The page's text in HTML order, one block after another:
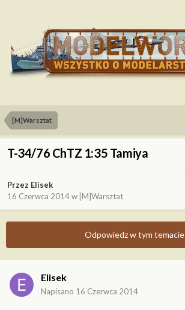
[M]Warsztat
T-34/76 ChTZ 1:35 Tamiya
Przez Elisek
16 Czerwca 2014w [M]Warsztat
Odpowiedz w tym temacie
Elisek
Napisano 16 Czerwca 2014